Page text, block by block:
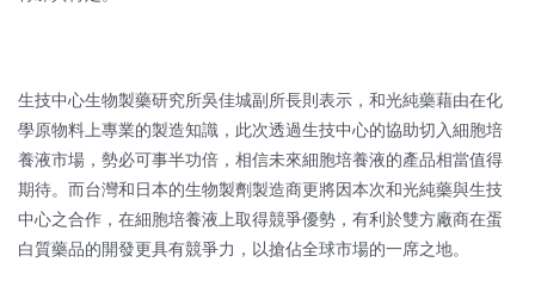
生技中心生物製藥研究所吳佳城副所長則表示，和光純藥藉由在化
學原物料上專業的製造知識，此次透過生技中心的協助切入細胞培
養液市場，勢必可事半功倍，相信未來細胞培養液的產品相當值得
期待。而台灣和日本的生物製劑製造商更將因本次和光純藥與生技
中心之合作，在細胞培養液上取得競爭優勢，有利於雙方廠商在蛋
白質藥品的開發更具有競爭力，以搶佔全球市場的一席之地。